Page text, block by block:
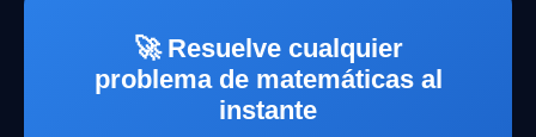
🚀 Resuelve cualquier
problema de matemáticas al
instante